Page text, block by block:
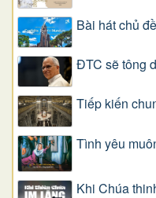
Bài hát chủ
ĐTC sẽ tông
Tiếp kiến
Tình yêu
Khi Chúa